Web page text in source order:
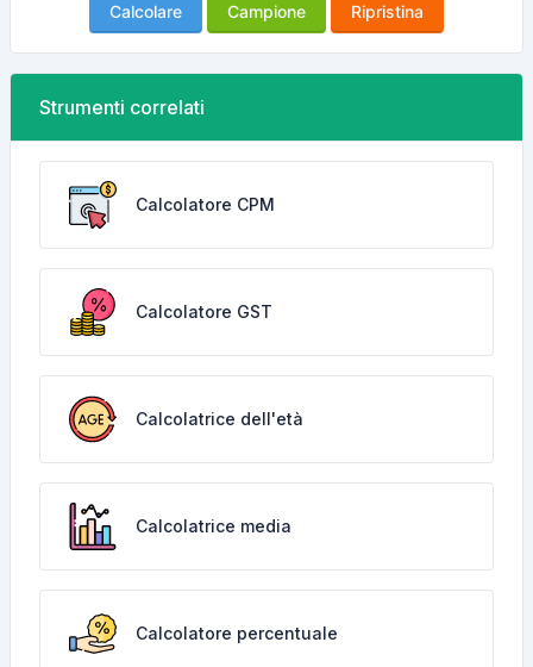
Calcolare Campione Ripristina
Strumenti correlati
Calcolatore CPM
Calcolatore GST
Calcolatrice dell'età
Calcolatrice media
Calcolatore percentuale